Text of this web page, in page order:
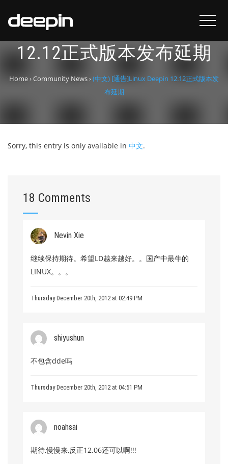
(中文) [通告]Linux Deepin
12.12正式版本发布延期
Home›Community News›(中文) [通告]Linux Deepin 12.12正式版本发
布延期
Sorry, this entry is only available in 中文.
18 Comments
Nevin Xie
继续保持期待。希望LD越来越好。。国产中最牛的
LINUX。。。
Thursday December 20th, 2012 at 02:49 PM
shiyushun
不包含dde吗
Thursday December 20th, 2012 at 04:51 PM
noahsai
期待,慢慢来,反正12.06还可以啊!!!